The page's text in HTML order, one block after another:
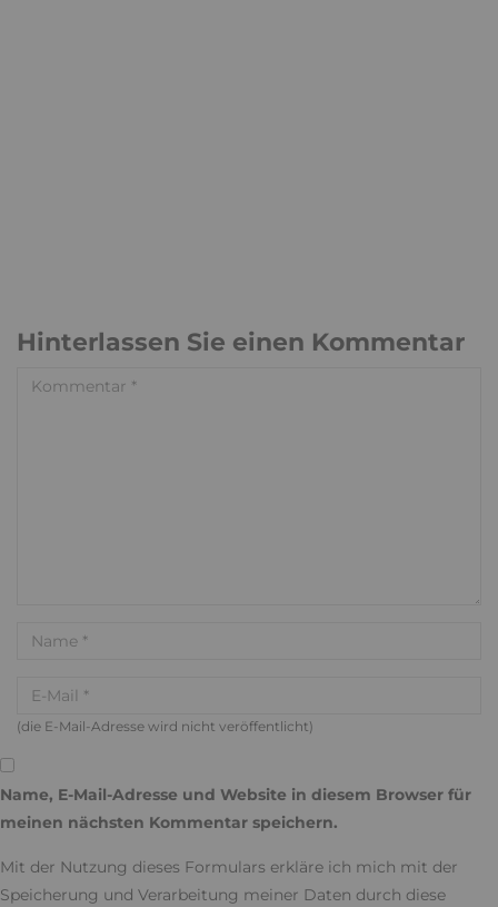
Hinterlassen Sie einen Kommentar
(die E-Mail-Adresse wird nicht veröffentlicht)
Name, E-Mail-Adresse und Website in diesem Browser für
meinen nächsten Kommentar speichern.
Mit der Nutzung dieses Formulars erkläre ich mich mit der
Speicherung und Verarbeitung meiner Daten durch diese